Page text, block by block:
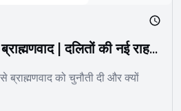
| दलितों की नई राह...
को चुनौती दी और क्यों